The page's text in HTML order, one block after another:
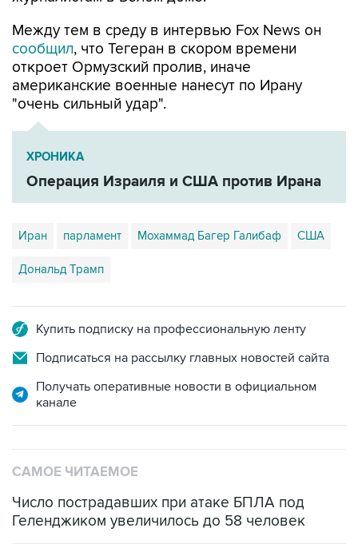
Между тем в среду в интервью Fox News он
сообщил, что Тегеран в скором времени
откроет Ормузский пролив, иначе
американские военные нанесут по Ирану
"очень сильный удар".
ХРОНИКА
Операция Израиля и США против Ирана
Иран парламент Мохаммад Багер Галибаф США
Дональд Трамп
Купить подписку на профессиональную ленту
Подписаться на рассылку главных новостей сайта
Получать оперативные новости в официальном
канале
САМОЕ ЧИТАЕМОЕ
Число пострадавших при атаке БПЛА под
Геленджиком увеличилось до 58 человек